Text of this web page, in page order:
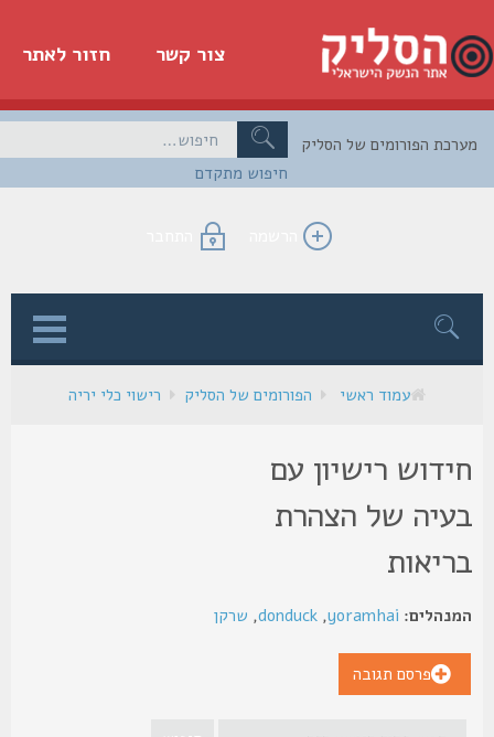
חזור לאתר צור קשר
חיפוש מתקדם
הפורומים של הסליק
הרשמה התחבר
עמוד ראשי הפורומים של הסליק רישוי כלי יריה
רישיון עם
של הצהרת
yoramhai
,
donduck
,שרקן
פרסם תגובה